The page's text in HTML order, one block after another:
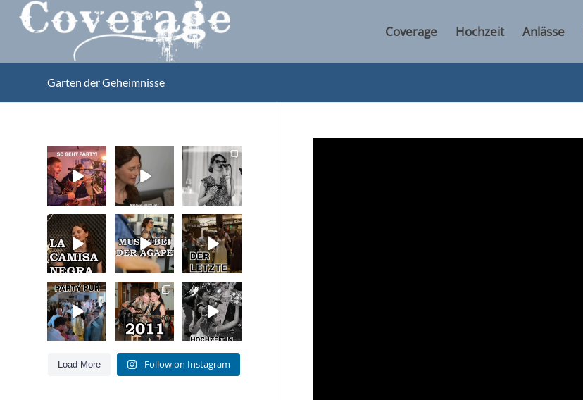
Coverage Hochzeit Anlässe
Garten der Geheimnisse
So geht Party!
Was für eine
tolle...
32
0
Unser
Kennenlernen
vor 15 Jahren
33
0
Sommer,
Sonne,
Gefühle bei
der Agape!
41
0
La Camisa
Negra
Wir lieben...
48
0
Musik bei der
Agape
Was passiert ...
53
4
Abschlusslied
der Hochzeit
Was für ein...
53
0
Party pur mit
mit den besten
Hits für Jung
und Alt...
0
Die Liebe zur
Musik bleibt!
Als wir...
160
26
Hochzeitspart
y in der
Hoamat
Letztes...
49
5
Load More Follow on Instagram